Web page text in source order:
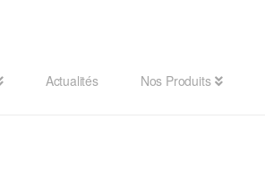
Actualités Nos Produits